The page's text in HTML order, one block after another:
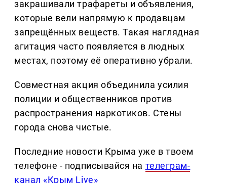
закрашивали трафареты и объявления,
которые вели напрямую к продавцам
запрещённых веществ. Такая наглядная
агитация часто появляется в людных
местах, поэтому её оперативно убрали.
Совместная акция объединила усилия
полиции и общественников против
распространения наркотиков. Стены
города снова чистые.
Последние новости Крыма уже в твоем
телефоне - подписывайся на телеграм-
канал «Крым Live»